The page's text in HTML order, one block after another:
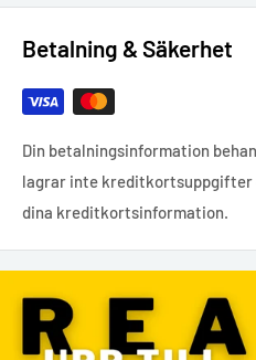
Betalning & Säkerhet
Din betalningsinformation
lagrar inte
dina kreditkortsinformation.